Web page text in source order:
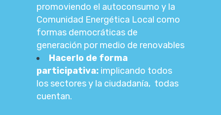
promoviendo el autoconsumo y la
Comunidad Energética Local como
formas democráticas de
generación por medio de renovables
Hacerlo de forma
participativa: implicando todos
los sectores y la ciudadanía, todas
cuentan.